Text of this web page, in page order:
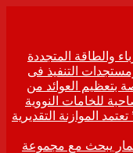
والطاقة المتجددة
التنفيذ فى
بتعظيم العوائد من
للخامات النووية
الموازنة التقديرية
يبحث مع مجموعة